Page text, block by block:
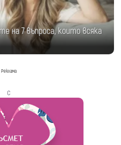
на 7 въпроса, които всяка
Реклама
с